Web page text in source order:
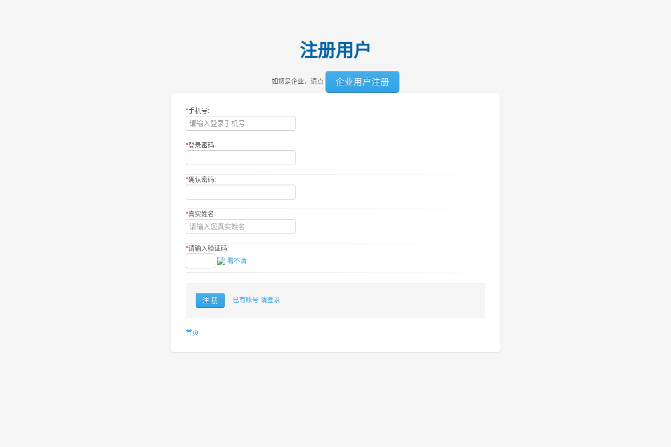
注册用户
如您是企业，请点 企业用户注册
*手机号:
*登录密码:
*确认密码:
*真实姓名:
*请输入验证码:
看不清
已有账号 请登录
首页